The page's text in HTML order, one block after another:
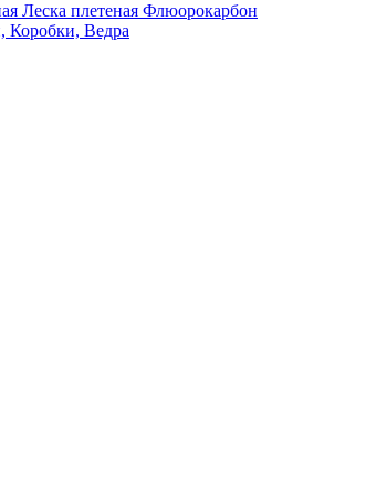
Леска плетеная Флюорокарбон
Коробки, Ведра